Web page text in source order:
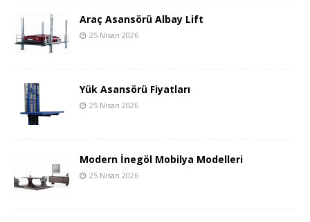
Araç Asansörü Albay Lift
25 Nisan 2026
Yük Asansörü Fiyatları
25 Nisan 2026
Modern İnegöl Mobilya Modelleri
25 Nisan 2026